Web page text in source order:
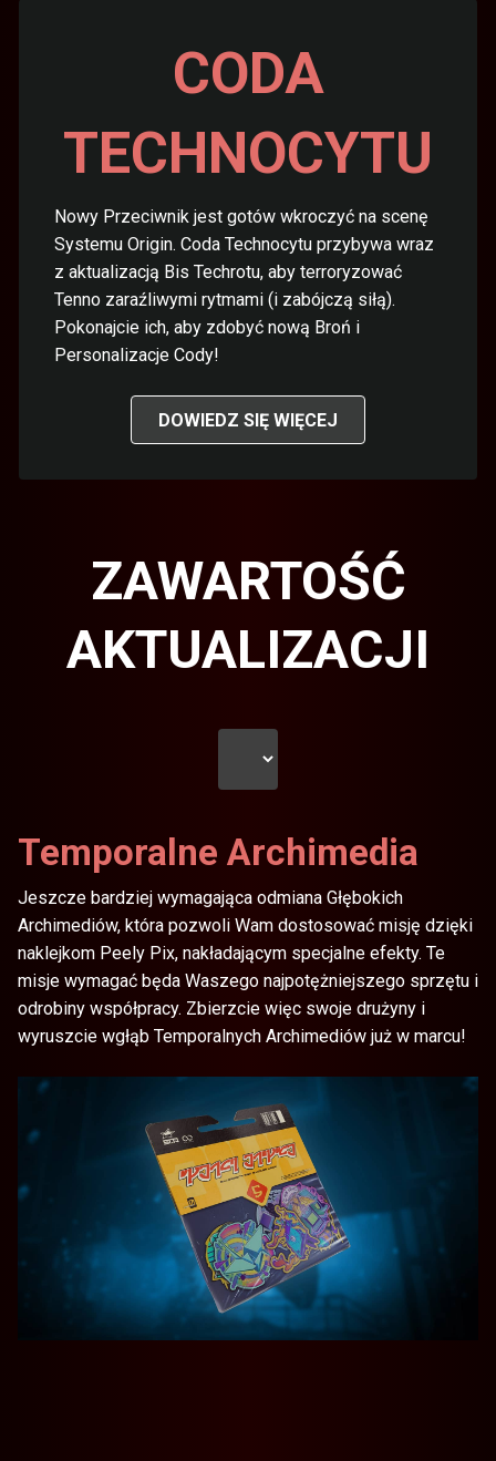
CODA
TECHNOCYTU
Nowy Przeciwnik jest gotów wkroczyć na scenę
Systemu Origin. Coda Technocytu przybywa wraz
z aktualizacją Bis Techrotu, aby terroryzować
Tenno zaraźliwymi rytmami (i zabójczą siłą).
Pokonajcie ich, aby zdobyć nową Broń i
Personalizacje Cody!
DOWIEDZ SIĘ WIĘCEJ
ZAWARTOŚĆ
AKTUALIZACJI
Temporalne Archimedia
Jeszcze bardziej wymagająca odmiana Głębokich
Archimediów, która pozwoli Wam dostosować misję dzięki
naklejkom Peely Pix, nakładającym specjalne efekty. Te
misje wymagać będa Waszego najpotężniejszego sprzętu i
odrobiny współpracy. Zbierzcie więc swoje drużyny i
wyruszcie wgłąb Temporalnych Archimediów już w marcu!